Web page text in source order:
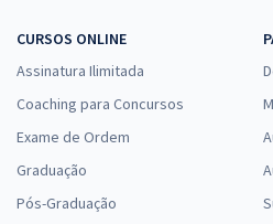
CURSOS ONLINE
Assinatura Ilimitada
Coaching para Concursos
Exame de Ordem
Graduação
Pós-Graduação